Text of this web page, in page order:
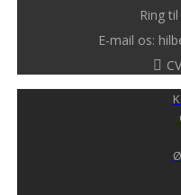
Ring
E-mail os: